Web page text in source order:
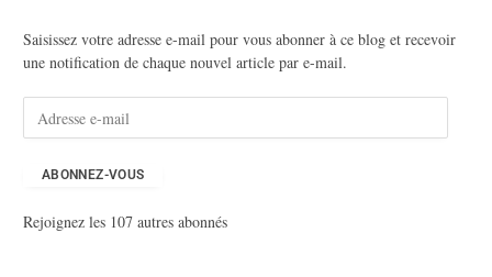
Saisissez votre adresse e-mail pour vous abonner à ce blog et recevoir
une notification de chaque nouvel article par e-mail.
s
ABONNEZ-VOUS
Rejoignez les 107 autres abonnés